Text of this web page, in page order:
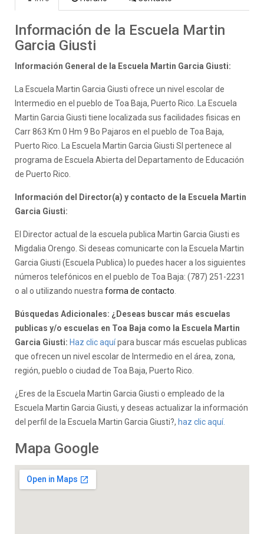
Información de la Escuela Martin
Garcia Giusti
Información General de la Escuela Martin Garcia Giusti:
La Escuela Martin Garcia Giusti ofrece un nivel escolar de
Intermedio en el pueblo de Toa Baja, Puerto Rico. La Escuela
Martin Garcia Giusti tiene localizada sus facilidades fisicas en
Carr 863 Km 0 Hm 9 Bo Pajaros en el pueblo de Toa Baja,
Puerto Rico. La Escuela Martin Garcia Giusti SI pertenece al
programa de Escuela Abierta del Departamento de Educación
de Puerto Rico.
Información del Director(a) y contacto de la Escuela Martin
Garcia Giusti:
El Director actual de la escuela publica Martin Garcia Giusti es
Migdalia Orengo. Si deseas comunicarte con la Escuela Martin
Garcia Giusti (Escuela Publica) lo puedes hacer a los siguientes
números telefónicos en el pueblo de Toa Baja: (787) 251-2231
o al o utilizando nuestra forma de contacto
Búsquedas Adicionales: ¿Deseas buscar más escuelas
publicas y/o escuelas en Toa Baja como la Escuela Martin
Garcia Giusti: Haz clic aquípara buscar más escuelas publicas
que ofrecen un nivel escolar de Intermedio en el área, zona,
región, pueblo o ciudad de Toa Baja, Puerto Rico.
¿Eres de la Escuela Martin Garcia Giusti o empleado de la
Escuela Martin Garcia Giusti, y deseas actualizar la información
del perfil de la Escuela Martin Garcia Giusti?, haz clic aquí.
Mapa Google